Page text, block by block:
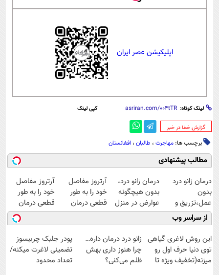
اپلیکیشن عصر ایران
لینک کوتاه: کپی لینک
‌گزارش خطا در خبر
برچسب ها: مهاجرت ، طالبان ، افغانستان
مطالب پیشنهادی
درمان زانو درد
بدون
عمل،تزریق و
دارو
(◂پرسش‌نامه)
درمان زانو درد،
بدون هیچگونه
عوارض در منزل
(◂پرسش‌نامه)
آرتروز مفاصل
خود را به طور
قطعی درمان
کنید!
◗پرسش‌نامه◖
آرتروز مفاصل
خود را به طور
قطعی درمان
کنید!
◂پرسش‌نامه▸
از سراسر وب
این روش لاغری گیاهی
توی دنیا حرف اول رو
میزنه(تخفیف ویژه تا
زانو درد درمان داره…
چرا هنوز داری بهش
ظلم می‌کنی؟
پودر جلبک چربیسوز
تضمینی لاغرت میکنه/
تعداد محدود